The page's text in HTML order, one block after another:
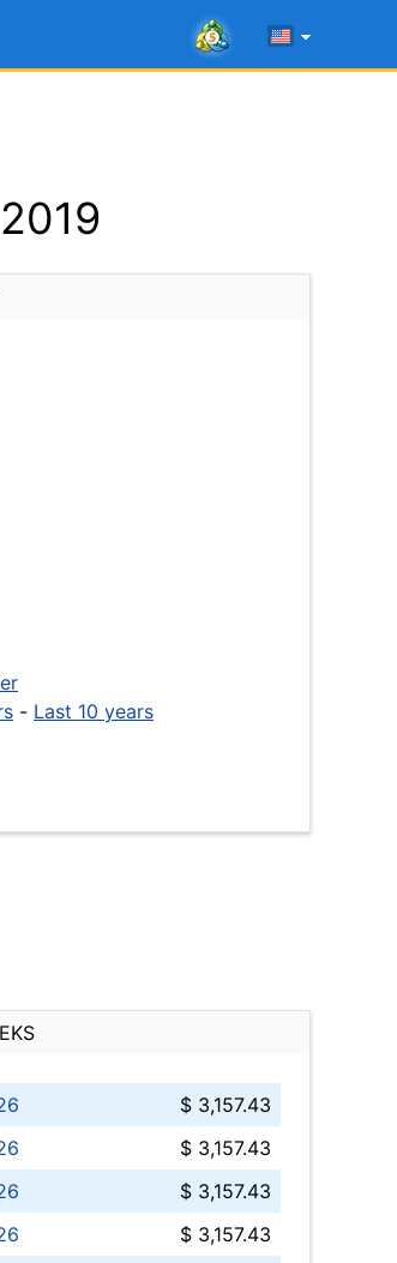
- Last 10 years
$ 3,157.43
$ 3,157.43
$ 3,157.43
$ 3,157.43